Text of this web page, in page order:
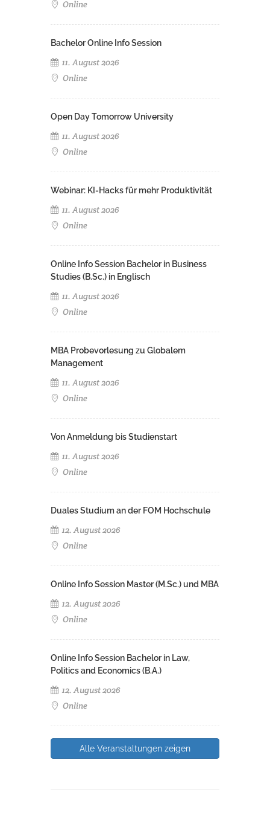
Online
Bachelor Online Info Session
11. August 2026
Online
Open Day Tomorrow University
11. August 2026
Online
Webinar: KI-Hacks für mehr Produktivität
11. August 2026
Online
Online Info Session Bachelor in Business
Studies (B.Sc.) in Englisch
11. August 2026
Online
MBA Probevorlesung zu Globalem
Management
11. August 2026
Online
Von Anmeldung bis Studienstart
11. August 2026
Online
Duales Studium an der FOM Hochschule
12. August 2026
Online
Online Info Session Master (M.Sc.) und MBA
12. August 2026
Online
Online Info Session Bachelor in Law,
Politics and Economics (B.A.)
12. August 2026
Online
Alle Veranstaltungen zeigen